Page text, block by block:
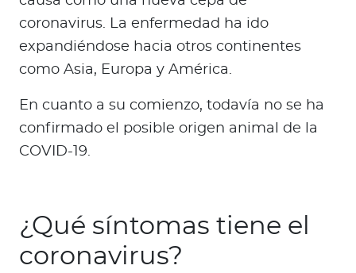
coronavirus. La enfermedad ha ido
expandiéndose hacia otros continentes
como Asia, Europa y América.
En cuanto a su comienzo, todavía no se ha
confirmado el posible origen animal de la
COVID-19.
¿Qué síntomas tiene el
coronavirus?